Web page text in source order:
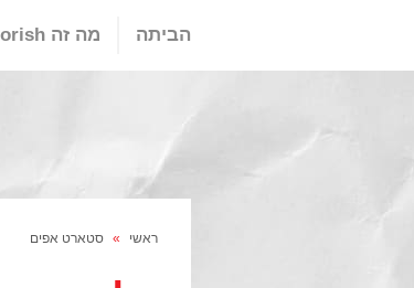
הביתה מה זה orish?
ראשי » סטארט אפים